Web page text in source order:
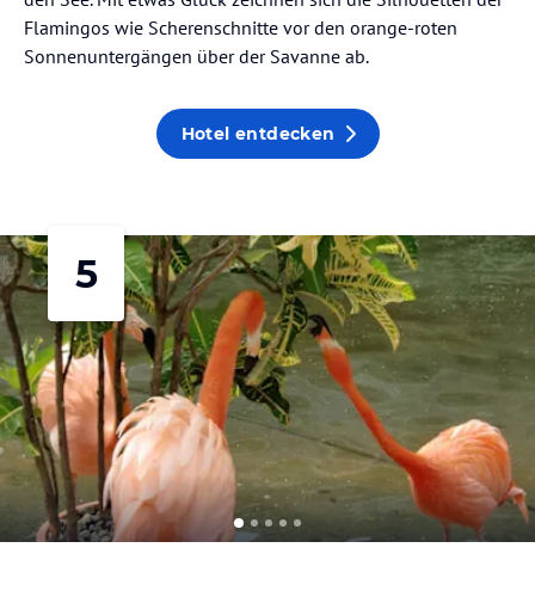
Flamingos wie Scherenschnitte vor den orange-roten
Sonnenuntergängen über der Savanne ab.
Hotel entdecken
5